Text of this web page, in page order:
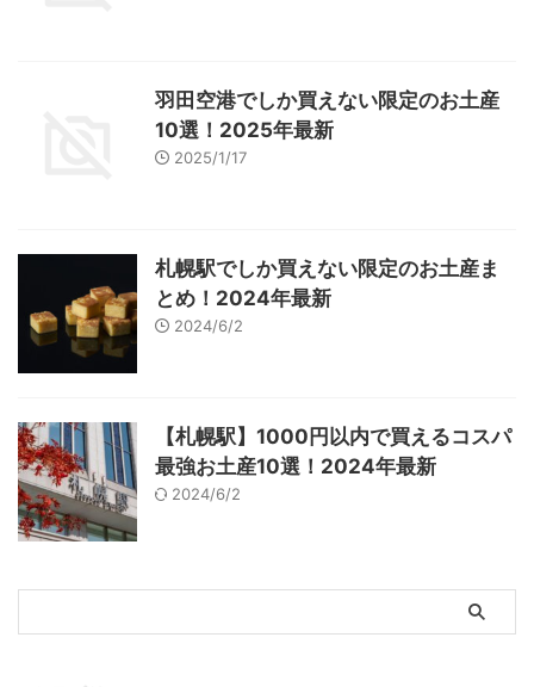
羽田空港でしか買えない限定のお土産
10選！2025年最新
2025/1/17
札幌駅でしか買えない限定のお土産ま
とめ！2024年最新
2024/6/2
【札幌駅】1000円以内で買えるコスパ
最強お土産10選！2024年最新
2024/6/2